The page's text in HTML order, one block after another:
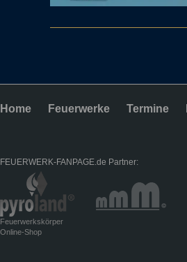
Home Feuerwerke Termine
FEUERWERK-FANPAGE.de Partner:
Feuerwerkskörper
Online-Shop